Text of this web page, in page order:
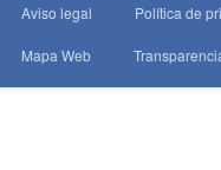
Aviso legal Política de
Mapa Web